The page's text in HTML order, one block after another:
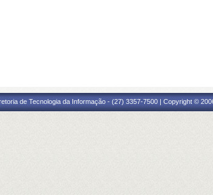
de Tecnologia da Informação - (27) 3357-7500 | Copyright ©